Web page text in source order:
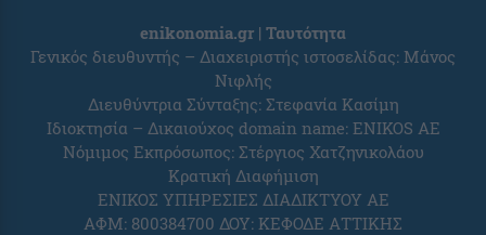
enikonomia.gr | Ταυτότητα
Γενικός διευθυντής – Διαχειριστής ιστοσελίδας: Μάνος
Νιφλής
Διευθύντρια Σύνταξης: Στεφανία Κασίμη
Ιδιοκτησία – Δικαιούχος domain name: ENIKOS AE
Νόμιμος Εκπρόσωπος: Στέργιος Χατζηνικολάου
Κρατική Διαφήμιση
ΕΝΙΚΟΣ ΥΠΗΡΕΣΙΕΣ ΔΙΑΔΙΚΤΥΟΥ ΑΕ
ΑΦΜ: 800384700 ΔΟΥ: ΚΕΦΟΔΕ ΑΤΤΙΚΗΣ